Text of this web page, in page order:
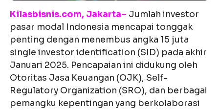
Kilasbisnis.com, Jakarta– Jumlah investor
pasar modal Indonesia mencapai tonggak
penting dengan menembus angka 15 juta
single investor identification (SID) pada akhir
Januari 2025. Pencapaian ini didukung oleh
Otoritas Jasa Keuangan (OJK), Self-
Regulatory Organization (SRO), dan berbagai
pemangku kepentingan yang berkolaborasi